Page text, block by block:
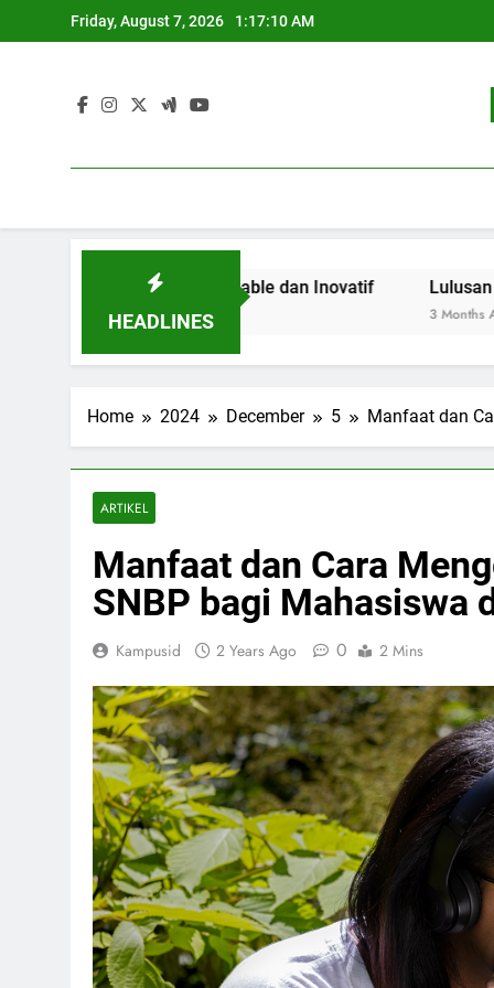
to
Friday, August 7, 2026 1:17:10 AM
HEADLINES
Sustainable dan Inovatif Lulusan Berjaya:
3 Months Ago
Home 2024 December 5 Manfaat dan
ARTIKEL
Manfaat dan Cara
SNBP bagi Mahasiswa
Kampusid 2 Years Ago 0 2 Mins